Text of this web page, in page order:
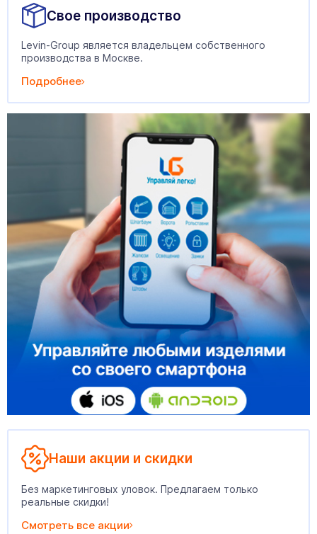
Свое производство
Levin-Group является владельцем собственного
производства в Москве.
Подробнее
Наши акции и скидки
Без маркетинговых уловок. Предлагаем только
реальные скидки!
Смотреть все акции